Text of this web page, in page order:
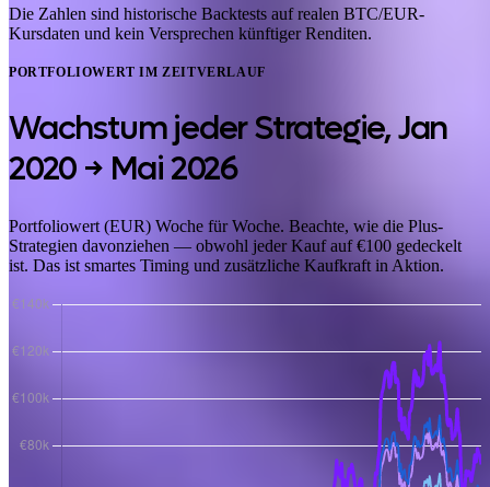
Die Zahlen sind historische Backtests auf realen BTC/EUR-
Kursdaten und kein Versprechen künftiger Renditen.
PORTFOLIOWERT IM ZEITVERLAUF
Wachstum jeder Strategie,Jan
2020 → Mai 2026
Portfoliowert (EUR) Woche für Woche. Beachte, wie die Plus-
Strategien davonziehen — obwohl jeder Kauf auf €100 gedeckelt
ist. Das ist smartes Timing und zusätzliche Kaufkraft in Aktion.